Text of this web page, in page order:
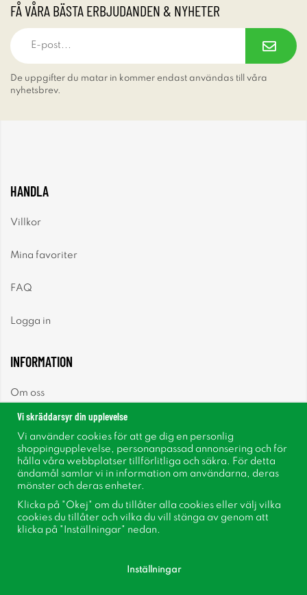
FÅ VÅRA BÄSTA ERBJUDANDEN & NYHETER
De uppgifter du matar in kommer endast användas till våra
nyhetsbrev.
HANDLA
Villkor
Mina favoriter
FAQ
Logga in
INFORMATION
Om oss
Nyhetsbrev
Om cookies
Inspiration
Vi skräddarsyr din upplevelse
Vi använder cookies för att ge dig en personlig
shoppingupplevelse, personanpassad annonsering och för
hålla våra webbplatser tillförlitliga och säkra. För detta
ändamål samlar vi in information om användarna, deras
mönster och deras enheter.
Klicka på "Okej" om du tillåter alla cookies eller välj vilka
cookies du tillåter och vilka du vill stänga av genom att
klicka på "Inställningar" nedan.
Inställningar